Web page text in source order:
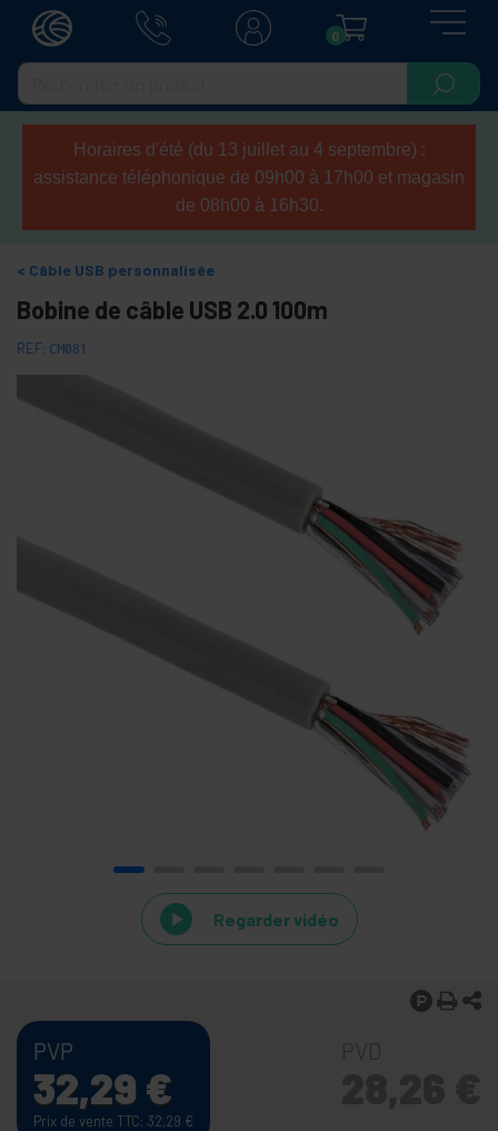
0
Horaires d'été (du 13 juillet au 4 septembre) :
assistance téléphonique de 09h00 à 17h00 et magasin
de 08h00 à 16h30.
Câble USB personnalisée
Bobine de câble USB 2.0 100m
REF: CM081
Regarder vidéo
PVP
32,29 €
Prix de vente TTC: 32,29 €